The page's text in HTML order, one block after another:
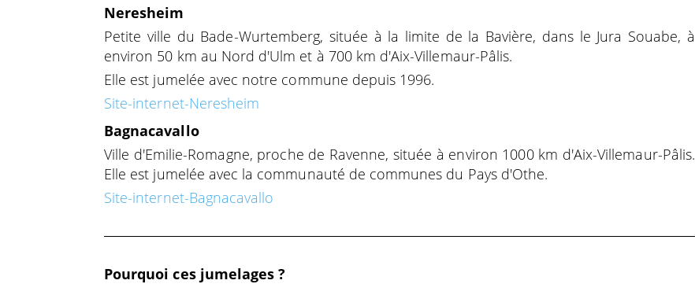
Neresheim
Petite ville du Bade-Wurtemberg, située à la limite de la Bavière, dans le Jura Souabe, à
environ 50 km au Nord d'Ulm et à 700 km d'Aix-Villemaur-Pâlis.
Elle est jumelée avec notre commune depuis 1996.
Site-internet-Neresheim
Bagnacavallo
Ville d'Emilie-Romagne, proche de Ravenne, située à environ 1000 km d'Aix-Villemaur-Pâlis.
Elle est jumelée avec la communauté de communes du Pays d'Othe.
Site-internet-Bagnacavallo
Pourquoi ces jumelages ?